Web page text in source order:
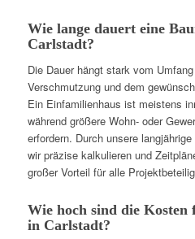
Wie lange dauert eine
Carlstadt?
Die Dauer hängt stark vom
Verschmutzung und dem
Ein Einfamilienhaus ist meistens
während größere Wohn- oder
erfordern. Durch unsere
wir präzise kalkulieren und
großer Vorteil für alle
Wie hoch sind die
in Carlstadt?